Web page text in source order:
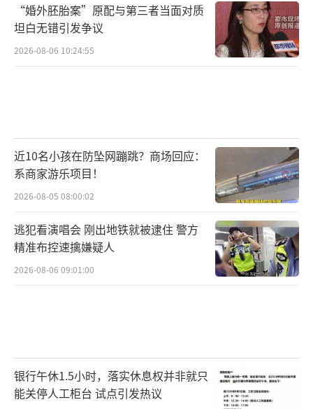
“婚外胚胎案”原配与第三者当面对质
坦白无错引发争议
2026-08-06 10:24:55
近10名小孩在防坠网蹦跳？商场回应：
系商家游乐项目！
2026-08-05 08:00:02
逃犯看演唱会 刚出地铁就被逮住 警方
精准布控速擒嫌疑人
2026-08-06 09:01:00
银行午休1.5小时，落实休息权并非就只
能关停人工柜台 试点引发热议